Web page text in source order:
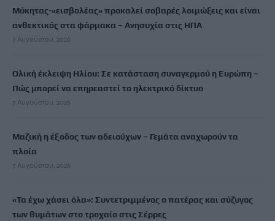
Μύκητας-«εισβολέας» προκαλεί σοβαρές λοιμώξεις και είναι
ανθεκτικός στα φάρμακα – Ανησυχία στις ΗΠΑ
7 Αυγούστου, 2026
Ολική έκλειψη Ηλίου: Σε κατάσταση συναγερμού η Ευρώπη –
Πώς μπορεί να επηρεαστεί το ηλεκτρικό δίκτυο
7 Αυγούστου, 2026
Μαζική η έξοδος των αδειούχων – Γεμάτα αναχωρούν τα
πλοία
7 Αυγούστου, 2026
«Τα έχω χάσει όλα»: Συντετριμμένος ο πατέρας και σύζυγος
των θυμάτων στο τροχαίο στις Σέρρες